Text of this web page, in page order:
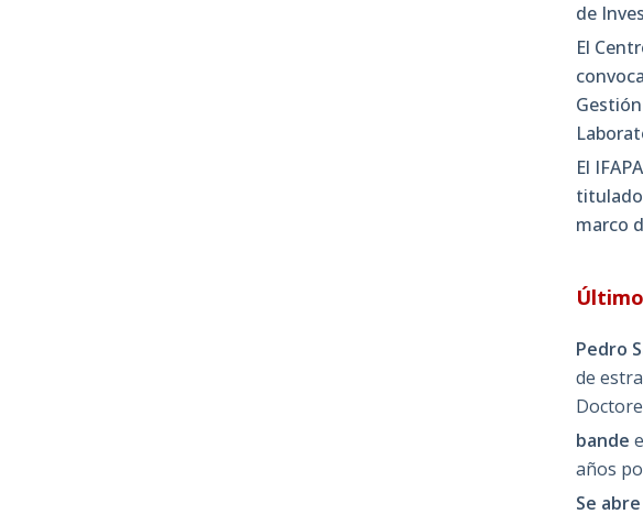
de
El
El
marco
Pedro
de
bande
años
Se